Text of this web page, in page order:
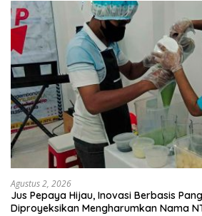
Agustus 2, 2026
Jus Pepaya Hijau, Inovasi Berbasis
Diproyeksikan Mengharumkan Nama